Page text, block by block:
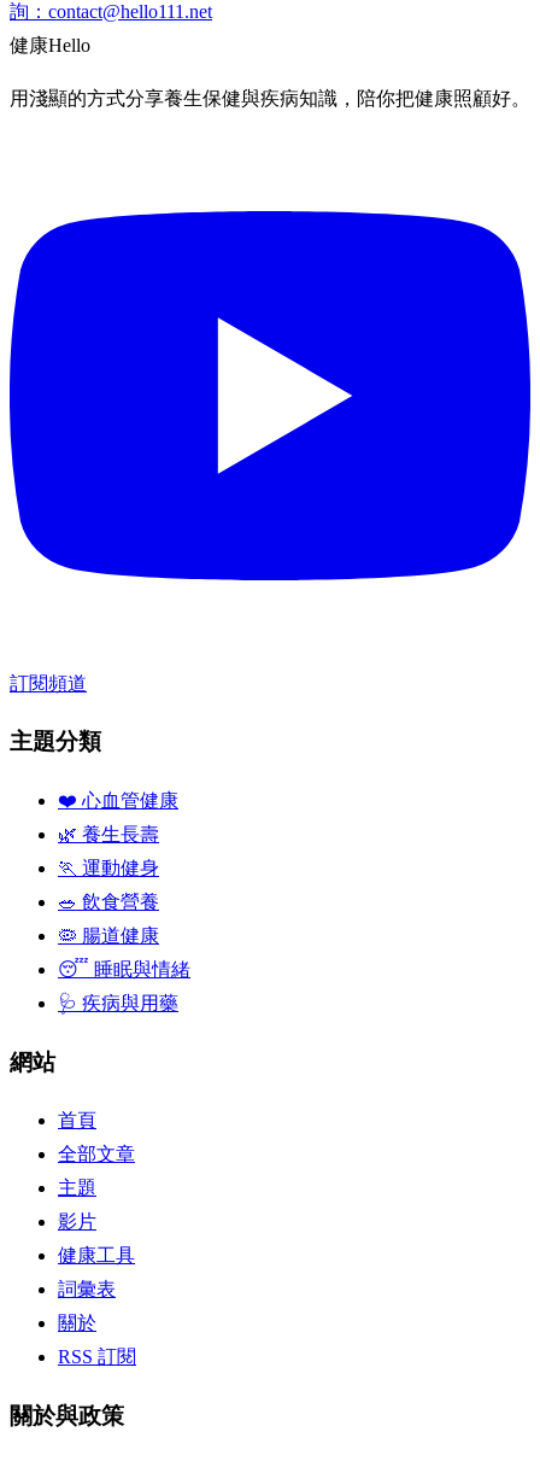
詢： contact@hello111.net
健康Hello
用淺顯的方式分享養生保健與疾病知識，陪你把健康照顧好。
訂閱頻道
主題分類
❤️ 心血管健康
🌿 養生長壽
🏃 運動健身
🥗 飲食營養
🦠 腸道健康
😴 睡眠與情緒
🩺 疾病與用藥
網站
首頁
全部文章
主題
影片
健康工具
詞彙表
關於
RSS 訂閱
關於與政策